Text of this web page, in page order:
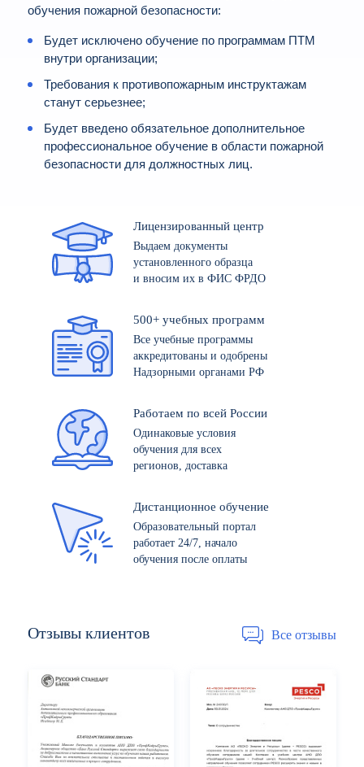
обучения пожарной безопасности:
Будет исключено обучение по программам ПТМ
внутри организации;
Требования к противопожарным инструктажам
станут серьезнее;
Будет введено обязательное дополнительное
профессиональное обучение в области пожарной
безопасности для должностных лиц.
Лицензированный центр
Выдаем документы
установленного образца
и вносим их в ФИС ФРДО
500+ учебных программ
Все учебные программы
аккредитованы и одобрены
Надзорными органами РФ
Работаем по всей России
Одинаковые условия
обучения для всех
регионов, доставка
Дистанционное обучение
Образовательный портал
работает 24/7, начало
обучения после оплаты
Отзывы клиентов Все отзывы